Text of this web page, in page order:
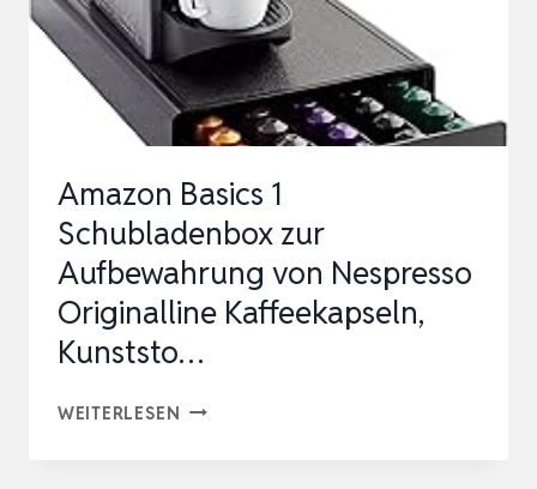
Amazon Basics 1
Schubladenbox zur
Aufbewahrung von Nespresso
Originalline Kaffeekapseln,
Kunststo…
WEITERLESEN AMAZON